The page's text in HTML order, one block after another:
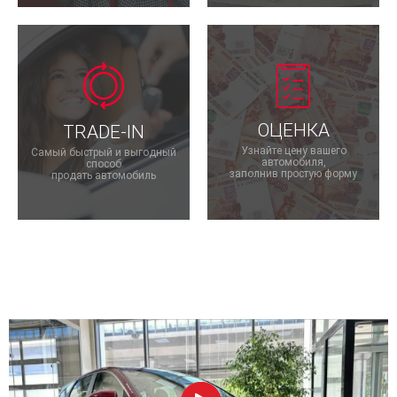
TRADE-IN
Самый быстрый и выгодный
способ
продать автомобиль
ОЦЕНКА
Узнайте цену вашего
автомобиля,
заполнив простую форму